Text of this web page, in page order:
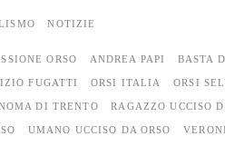
NOTIZIE
ORSO ANDREA PAPI BASTA
FUGATTI ORSI ITALIA ORSI
DI TRENTO RAGAZZO UCCISO
UMANO UCCISO DA ORSO